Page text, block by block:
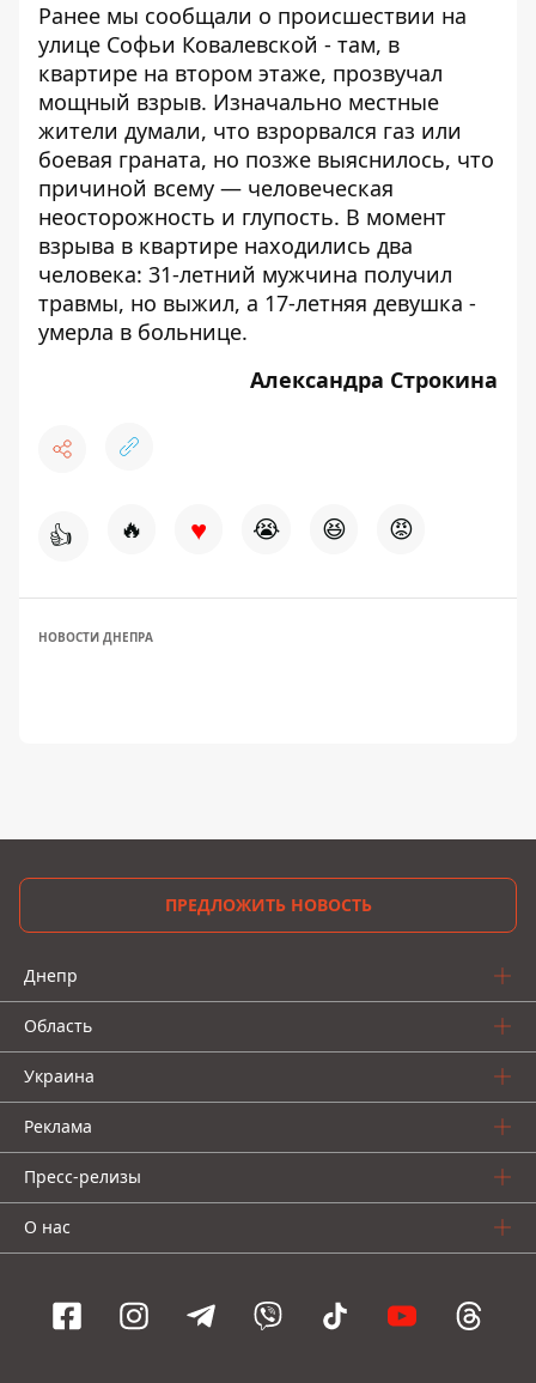
Ранее мы сообщали о происшествии на
улице Софьи Ковалевской - там, в
квартире на втором этаже, прозвучал
мощный взрыв. Изначально местные
жители думали, что взрорвался газ или
боевая граната, но позже выяснилось, что
причиной всему — человеческая
неосторожность и глупость. В момент
взрыва в квартире находились два
человека: 31-летний мужчина получил
травмы, но выжил, а 17-летняя девушка -
умерла в больнице.
Александра Строкина
👍 🔥 ♥ 😭 😆 😡
НОВОСТИ ДНЕПРА
ПРЕДЛОЖИТЬ НОВОСТЬ
Днепр
Область
Украина
Реклама
Пресс-релизы
О нас